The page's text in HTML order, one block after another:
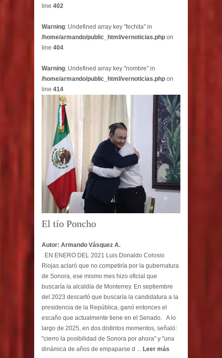
line 402
Warning: Undefined array key "fechita" in
/home/armando/public_html/vernoticias.php on
line 404
Warning: Undefined array key "nombre" in
/home/armando/public_html/vernoticias.php on
line 414
El tío Poncho
Autor: Armando Vásquez A.
EN ENERO DEL 2021 Luis Donaldo Colosio
Riojas aclaró que no competiría por la gubernatura
de Sonora, ese mismo mes hizo oficial que
buscaría la alcaldía de Monterrey. En septiembre
del 2023 descartó que buscaría la candidatura a la
presidencia de la República, ganó entonces el
escaño que actualmente tiene en el Senado. A lo
largo de 2025, en dos distintos momentos, señaló:
"cierro la posibilidad de Sonora por ahora" y "una
dinámica de años de empaparse d ... Leer más